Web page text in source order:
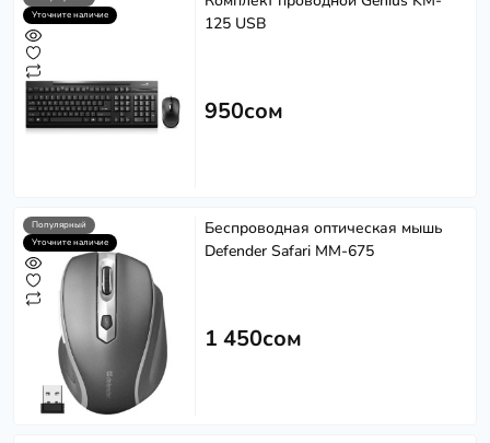
Уточните наличие
125 USB
950сом
Популярный
Уточните наличие
Беспроводная оптическая мышь
Defender Safari MM-675
1 450сом